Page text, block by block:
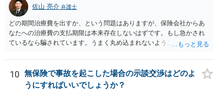
可能な弁護士に個別に問い合わせ、上記の方法等を参考に進め方を相
談してみるのが望ましいかもしれません。
佐山 亮介 弁護士
どの期間治療費を出すか、という問題はありますが、保険会社からあ
なたへの治療費の支払期限は本来存在しないはずです。もし急かされ
ているなら騙されています。うまく丸め込まれないようご注意下さ
せんが、受診したならば提出すべきです。
10
無保険で事故を起こした場合の示談交渉はどのよ
うにすればいいでしょうか？